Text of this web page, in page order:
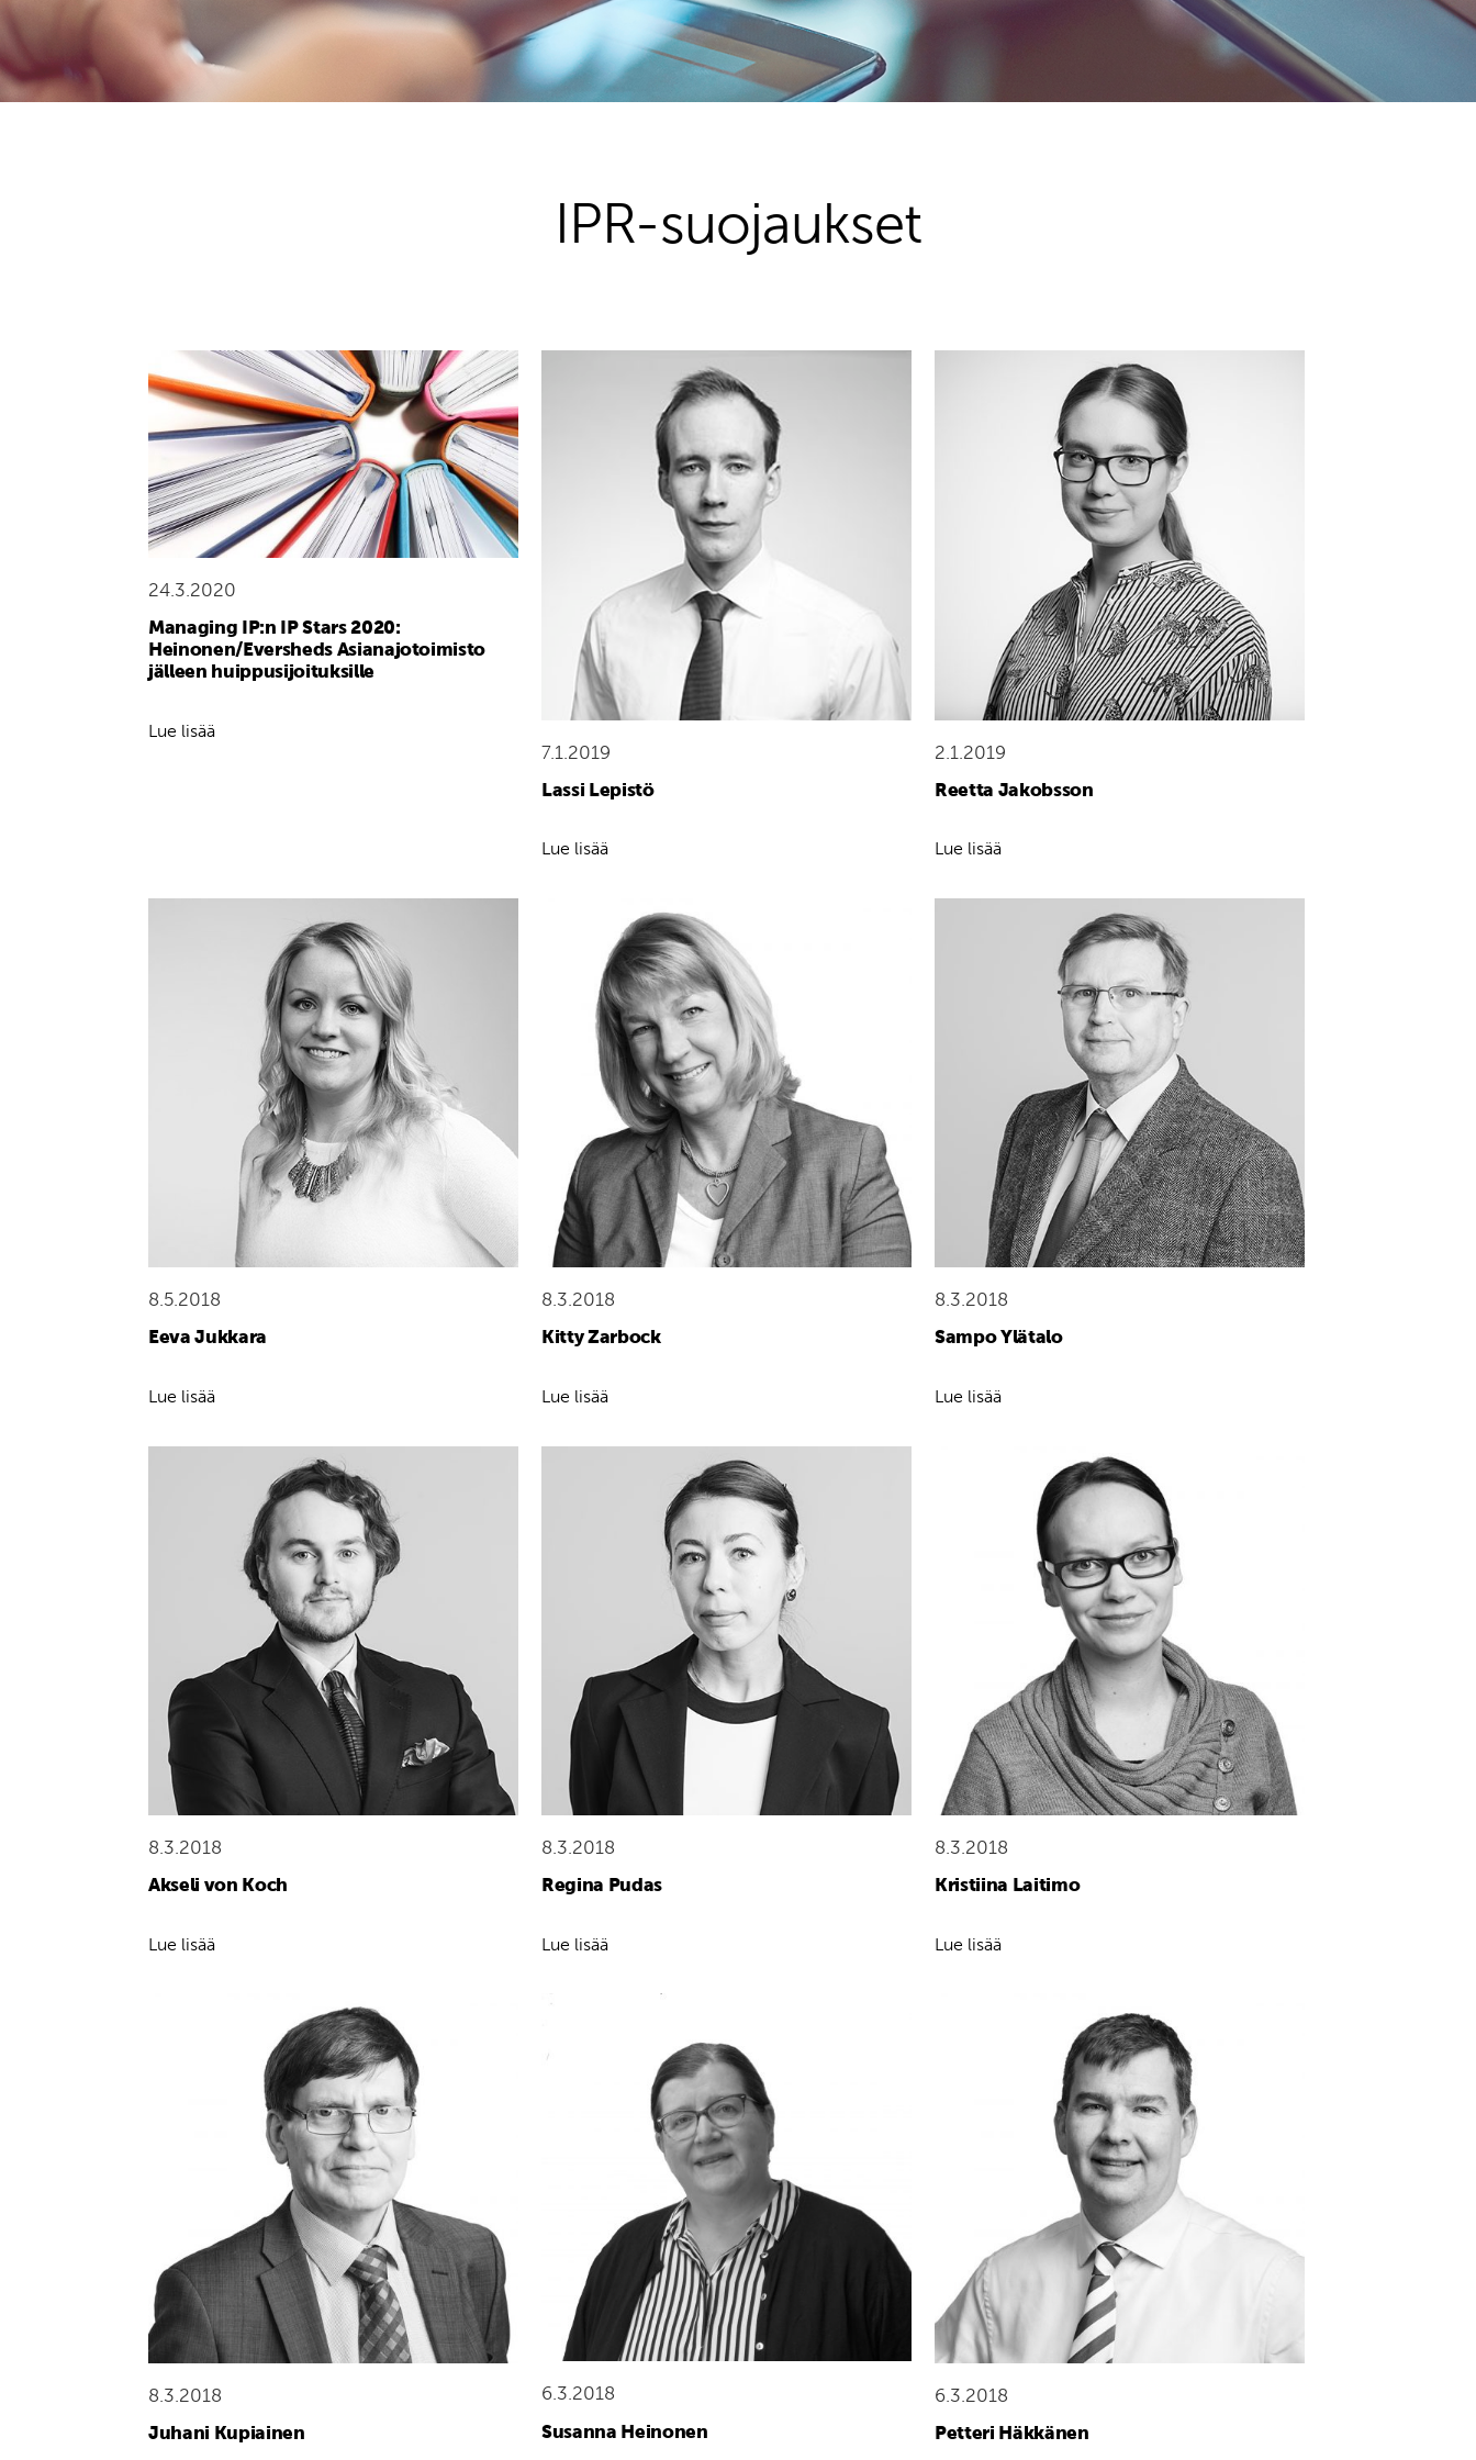
IPR-suojaukset
24.3.2020
Managing IP:n IP Stars 2020:
Heinonen/Eversheds Asianajotoimisto
jälleen huippusijoituksille
Lue lisää
7.1.2019
Lassi Lepistö
Lue lisää
2.1.2019
Reetta Jakobsson
Lue lisää
8.5.2018
Eeva Jukkara
Lue lisää
8.3.2018
Kitty Zarbock
Lue lisää
8.3.2018
Sampo Ylätalo
Lue lisää
8.3.2018
Akseli von Koch
Lue lisää
8.3.2018
Regina Pudas
Lue lisää
8.3.2018
Kristiina Laitimo
Lue lisää
8.3.2018
Juhani Kupiainen
6.3.2018
Susanna Heinonen
6.3.2018
Petteri Häkkänen